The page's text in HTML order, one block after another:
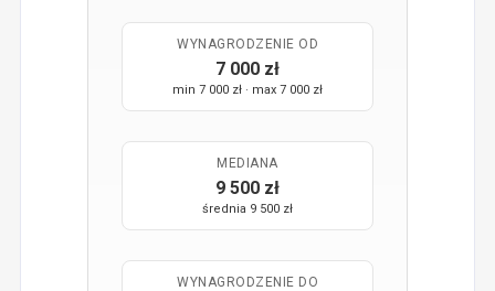
WYNAGRODZENIE OD
7 000 zł
min 7 000 zł · max 7 000 zł
MEDIANA
9 500 zł
średnia 9 500 zł
WYNAGRODZENIE DO